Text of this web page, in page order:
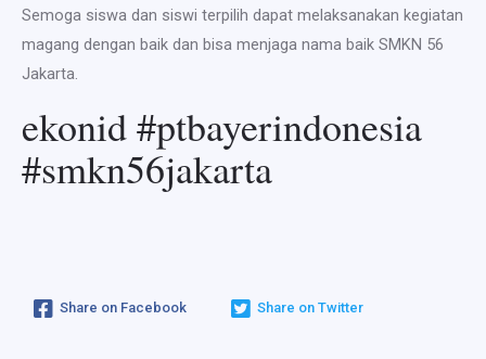
Semoga siswa dan siswi terpilih dapat melaksanakan kegiatan
magang dengan baik dan bisa menjaga nama baik SMKN 56
Jakarta.
ekonid #ptbayerindonesia
#smkn56jakarta
Share on Facebook Share on Twitter